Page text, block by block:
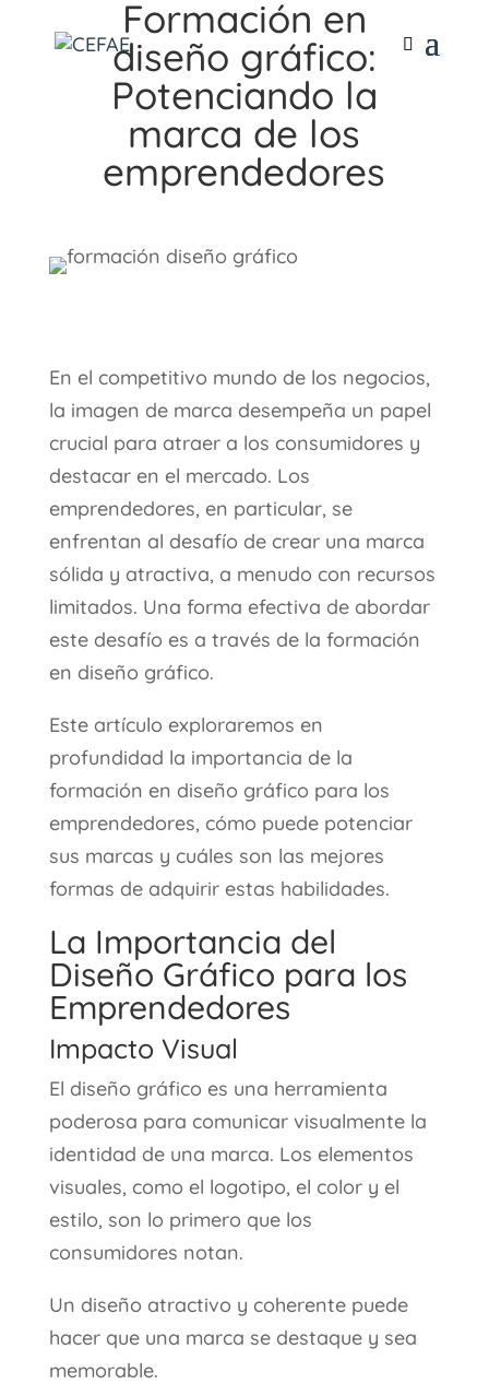
Formación en
diseño gráfico:
Potenciando la
marca de los
emprendedores
En el competitivo mundo de los negocios,
la imagen de marca desempeña un papel
crucial para atraer a los consumidores y
destacar en el mercado. Los
emprendedores, en particular, se
enfrentan al desafío de crear una marca
sólida y atractiva, a menudo con recursos
limitados. Una forma efectiva de abordar
este desafío es a través de la formación
en diseño gráfico.
Este artículo exploraremos en
profundidad la importancia de la
formación en diseño gráfico para los
emprendedores, cómo puede potenciar
sus marcas y cuáles son las mejores
formas de adquirir estas habilidades.
La Importancia del
Diseño Gráfico para los
Emprendedores
Impacto Visual
El diseño gráfico es una herramienta
poderosa para comunicar visualmente la
identidad de una marca. Los elementos
visuales, como el logotipo, el color y el
estilo, son lo primero que los
consumidores notan.
Un diseño atractivo y coherente puede
hacer que una marca se destaque y sea
memorable.